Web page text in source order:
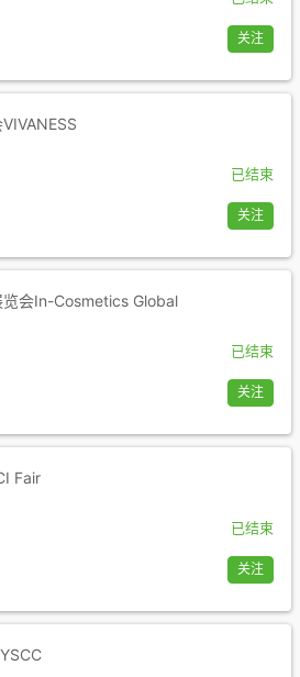
关注
已结束
关注
会In-Cosmetics Global
已结束
关注
Fair
已结束
关注